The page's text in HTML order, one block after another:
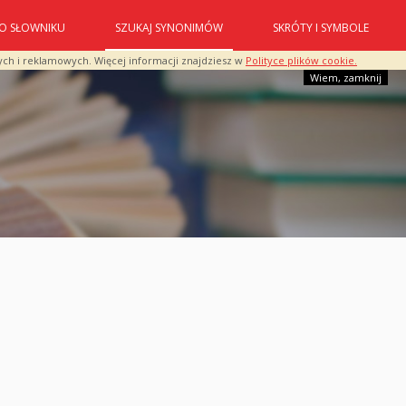
i reklamowych. Więcej informacji znajdziesz w Polityce plików cookie.
Wiem, zamknij
O SŁOWNIKU SZUKAJ SYNONIMÓW SKRÓTY I SYMBOLE